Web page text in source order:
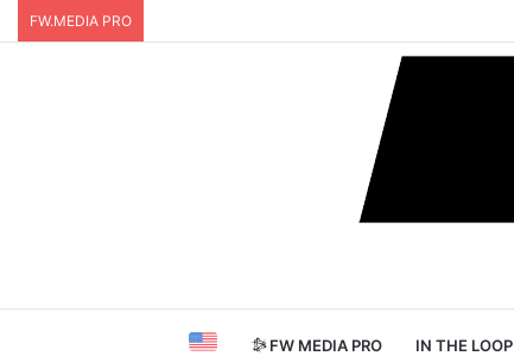
FW.MEDIA PRO
FW MEDIA PRO IN THE LOOP